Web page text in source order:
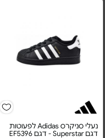
נעלי סניקרס Adidas לפעוטות
דגם Superstar - דגם EF5396